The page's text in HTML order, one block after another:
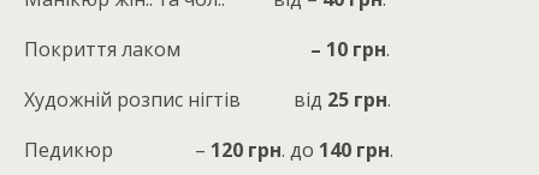
Покриття лаком – 10 грн.
Художній розпис нігтів від 25 грн.
Педикюр – 120 грн. до 140 грн.